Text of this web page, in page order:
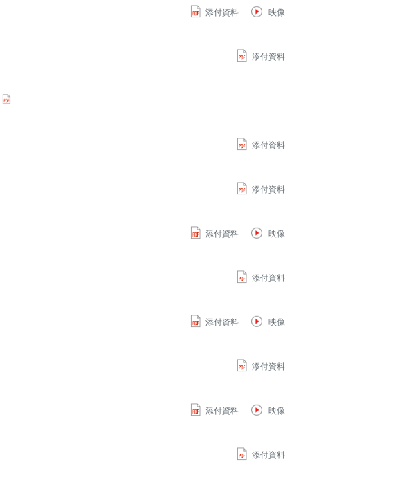
添付資料 映像
添付資料
添付資料
添付資料
添付資料 映像
添付資料
添付資料 映像
添付資料
添付資料 映像
添付資料